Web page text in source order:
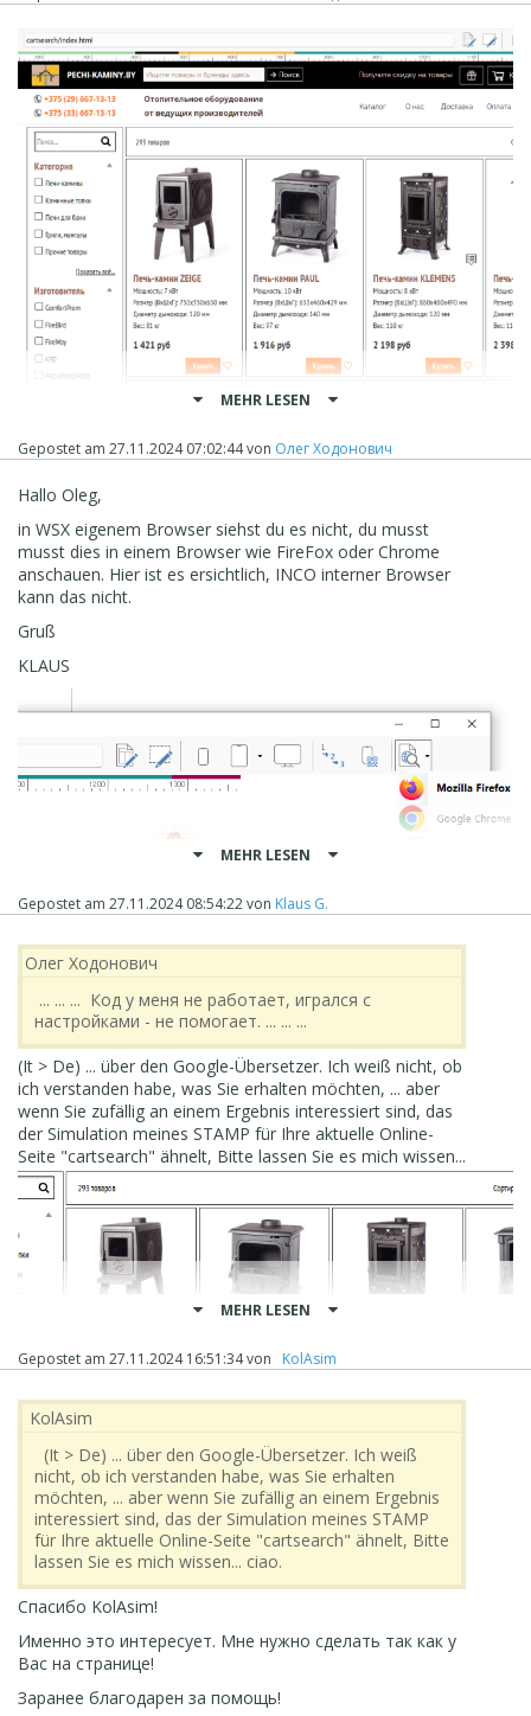
Код у меня не работает, игрался с настройками - не
помогает.
Условно сюда нужно ставить?
MEHR LESEN
Gepostet am 27.11.2024 07:02:44von Олег Ходонович
Hallo Oleg,
in WSX eigenem Browser siehst du es nicht, du musst
musst dies in einem Browser wie FireFox oder Chrome
anschauen. Hier ist es ersichtlich, INCO interner Browser
kann das nicht.
Gruß
KLAUS
MEHR LESEN
Gepostet am 27.11.2024 08:54:22von Klaus G.
Олег Ходонович
... ... ... Код у меня не работает, игрался с
настройками - не помогает. ... ... ...
(It > De) ... über den Google-Übersetzer. Ich weiß nicht, ob
ich verstanden habe, was Sie erhalten möchten, ... aber
wenn Sie zufällig an einem Ergebnis interessiert sind, das
der Simulation meines STAMP für Ihre aktuelle Online-
Seite "cartsearch" ähnelt, Bitte lassen Sie es mich wissen...
ciao
.
MEHR LESEN
Gepostet am 27.11.2024 16:51:34von ‪ KolAsim ‪ ‪
‪ KolAsim ‪ ‪
(It > De) ... über den Google-Übersetzer. Ich weiß
nicht, ob ich verstanden habe, was Sie erhalten
möchten, ... aber wenn Sie zufällig an einem Ergebnis
interessiert sind, das der Simulation meines STAMP
für Ihre aktuelle Online-Seite "cartsearch" ähnelt, Bitte
lassen Sie es mich wissen... ciao.
Спасибо KolAsim!
Именно это интересует. Мне нужно сделать так как у
Вас на странице!
Заранее благодарен за помощь!